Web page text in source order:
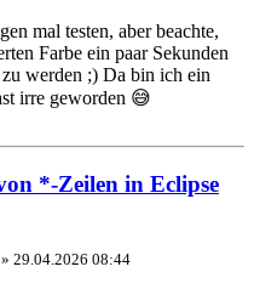
mal testen, aber beachte,
Farbe ein paar Sekunden
werden ;) Da bin ich ein
irre geworden 😅
*-Zeilen in Eclipse
29.04.2026 08:44